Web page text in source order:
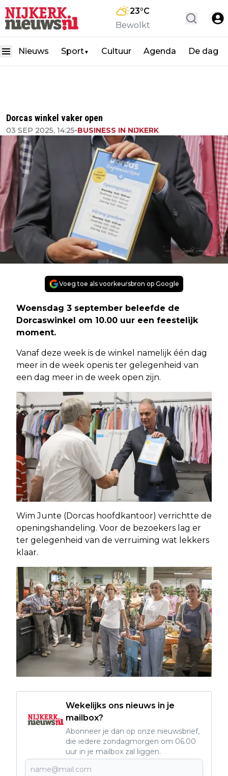
23°C
Bewolkt
Nieuws Sport▼ Cultuur Agenda De dag
Dorcas winkel vaker open
03 SEP 2025, 14:25•BUSINESS IN NIJKERK
Voeg toe als voorkeursbron op Google
Woensdag 3 september beleefde de
Dorcaswinkel om 10.00 uur een feestelijk
moment.
Vanaf deze week is de winkel namelijk één dag
meer in de week openis ter gelegenheid van
een dag meer in de week open zijn.
Wim Junte (Dorcas hoofdkantoor) verrichtte de
openingshandeling. Voor de bezoekers lag er
ter gelegenheid van de verruiming wat lekkers
klaar.
Wekelijks ons nieuws in je
mailbox?
Abonneer je dan op onze nieuwsbrief,
die iedere zondagmorgen om 06.00
uur in je mailbox zal liggen.